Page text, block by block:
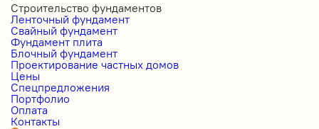
Строительство фундаментов
Ленточный фундамент
Свайный фундамент
Фундамент плита
Блочный фундамент
Проектирование частных домов
Цены
Cпецпредложения
Портфолио
Оплата
Контакты